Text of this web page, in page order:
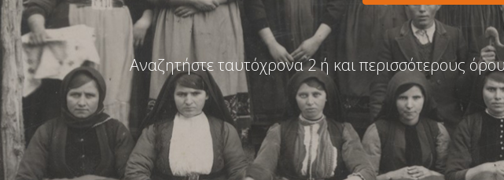
Αναζητήστε ταυτόχρονα 2 ή και περισσότερους